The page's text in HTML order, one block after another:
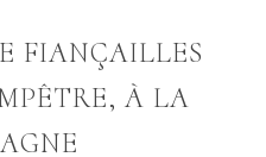
FIANÇAILLES
À LA